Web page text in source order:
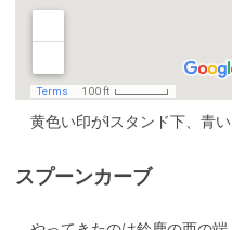
黄色い印がIスタンド下、青い
スプーンカーブ